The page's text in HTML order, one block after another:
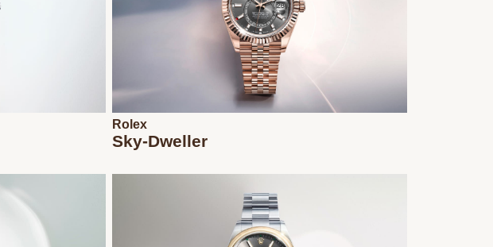
Rolex
Sky-Dweller